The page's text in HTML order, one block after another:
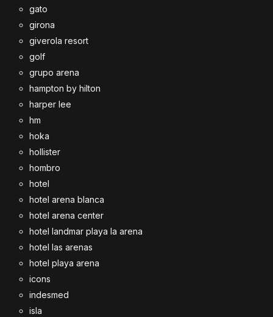
gato
girona
giverola resort
golf
grupo arena
hampton by hilton
harper lee
hm
hoka
hollister
hombro
hotel
hotel arena blanca
hotel arena center
hotel landmar playa la arena
hotel las arenas
hotel playa arena
icons
indesmed
isla